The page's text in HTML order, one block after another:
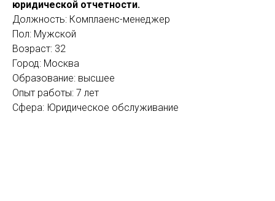
юридической отчетности.
Должность: Комплаенс-менеджер
Пол: Мужской
Возраст: 32
Город: Москва
Образование: высшее
Опыт работы: 7 лет
Сфера: Юридическое обслуживание